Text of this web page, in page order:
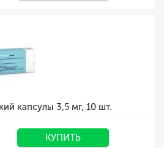
капсулы 3,5 мг, 10 шт.
КУПИТЬ